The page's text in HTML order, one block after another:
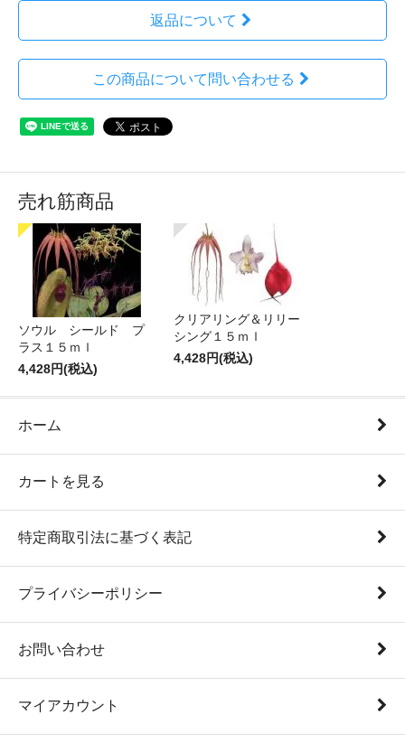
返品について
この商品について問い合わせる
売れ筋商品
ソウル シールド プ
ラス１５ｍｌ
4,428円(税込)
クリアリング＆リリー
シング１５ｍｌ
4,428円(税込)
ホーム
カートを見る
特定商取引法に基づく表記
プライバシーポリシー
お問い合わせ
マイアカウント